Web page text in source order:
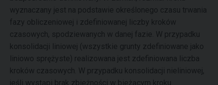
wyznaczany jest na podstawie określonego czasu trwania
fazy obliczeniowej i zdefiniowanej liczby kroków
czasowych, spodziewanych w danej fazie. W przypadku
konsolidacji liniowej (wszystkie grunty zdefiniowane jako
liniowo sprężyste) realizowana jest zdefiniowana liczba
kroków czasowych. W przypadku konsolidacji nieliniowej,
jeśli wystąpi brak zbieżności w bieżącym kroku